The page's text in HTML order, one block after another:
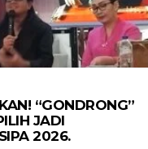
“GONDRONG”
JADI
2026.